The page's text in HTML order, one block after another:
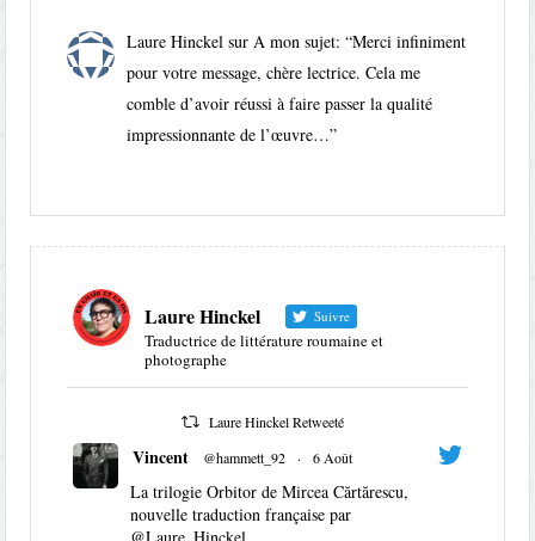
Laure Hinckel surA mon sujet: “Merci infiniment
pour votre message, chère lectrice. Cela me
comble d’avoir réussi à faire passer la qualité
impressionnante de l’œuvre…”
Laure Hinckel Suivre
Traductrice de littérature roumaine et
photographe
Laure Hinckel Retweeté
Vincent @hammett_92 · 6 Août
La trilogie Orbitor de Mircea Cărtărescu,
nouvelle traduction française par